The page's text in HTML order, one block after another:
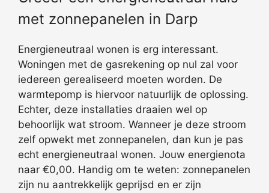
met zonnepanelen in Darp
Energieneutraal wonen is erg interessant.
Woningen met de gasrekening op nul zal voor
iedereen gerealiseerd moeten worden. De
warmtepomp is hiervoor natuurlijk de oplossing.
Echter, deze installaties draaien wel op
behoorlijk wat stroom. Wanneer je deze stroom
zelf opwekt met zonnepanelen, dan kun je pas
echt energieneutraal wonen. Jouw energienota
naar €0,00. Handig om te weten: zonnepanelen
zijn nu aantrekkelijk geprijsd en er zijn